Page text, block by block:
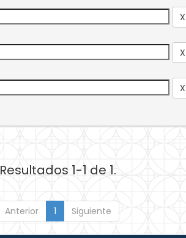
Resultados 1-1 de 1.
Anterior 1 Siguiente